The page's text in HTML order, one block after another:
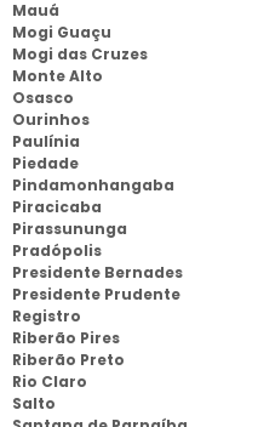
Mauá
Mogi Guaçu
Mogi das Cruzes
Monte Alto
Osasco
Ourinhos
Paulínia
Piedade
Pindamonhangaba
Piracicaba
Pirassununga
Pradópolis
Presidente Bernades
Presidente Prudente
Registro
Riberão Pires
Riberão Preto
Rio Claro
Salto